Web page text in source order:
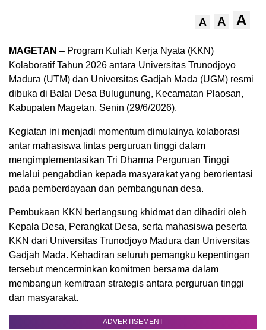
A A A
MAGETAN – Program Kuliah Kerja Nyata (KKN)
Kolaboratif Tahun 2026 antara Universitas Trunodjoyo
Madura (UTM) dan Universitas Gadjah Mada (UGM) resmi
dibuka di Balai Desa Bulugunung, Kecamatan Plaosan,
Kabupaten Magetan, Senin (29/6/2026).
Kegiatan ini menjadi momentum dimulainya kolaborasi
antar mahasiswa lintas perguruan tinggi dalam
mengimplementasikan Tri Dharma Perguruan Tinggi
melalui pengabdian kepada masyarakat yang berorientasi
pada pemberdayaan dan pembangunan desa.
Pembukaan KKN berlangsung khidmat dan dihadiri oleh
Kepala Desa, Perangkat Desa, serta mahasiswa peserta
KKN dari Universitas Trunodjoyo Madura dan Universitas
Gadjah Mada. Kehadiran seluruh pemangku kepentingan
tersebut mencerminkan komitmen bersama dalam
membangun kemitraan strategis antara perguruan tinggi
dan masyarakat.
ADVERTISEMENT